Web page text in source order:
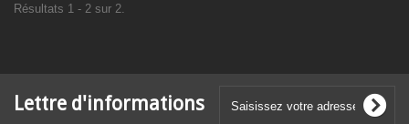
Résultats 1 - 2 sur 2.
Lettre d'informations